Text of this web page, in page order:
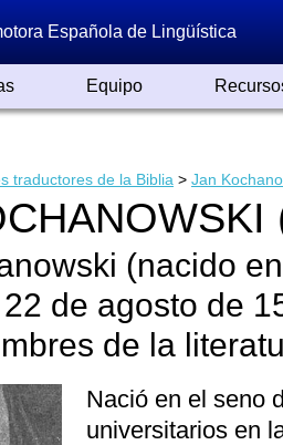
Española de Lingüística
Equipo
traductores de la Biblia > Jan
(nacido
de agosto de
de la
Nació en el seno
universitarios en